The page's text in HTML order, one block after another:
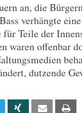
an, die
verhängte
für Teile der
waren offenbar
dutzende
Linkedin Xing Email